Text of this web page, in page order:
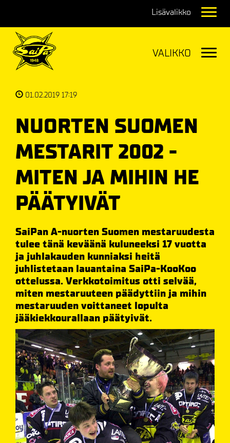
01.02.2019 17:19
NUORTEN SUOMEN
MESTARIT 2002 -
MITEN JA MIHIN HE
PÄÄTYIVÄT
SaiPan A-nuorten Suomen mestaruudesta
tulee tänä keväänä kuluneeksi 17 vuotta
ja juhlakauden kunniaksi heitä
juhlistetaan lauantaina SaiPa-KooKoo
ottelussa. Verkkotoimitus otti selvää,
miten mestaruuteen päädyttiin ja mihin
mestaruuden voittaneet lopulta
jääkiekkourallaan päätyivät.